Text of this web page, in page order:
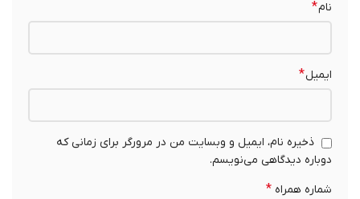
ایمیل*
ذخیره نام، ایمیل و وبسایت من در مرورگر برای زمانی که
دوباره دیدگاهی می‌نویسم.
شماره همراه*